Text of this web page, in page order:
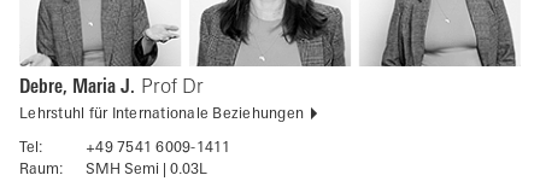
Debre, Maria J. Prof Dr
Lehrstuhl für Internationale Beziehungen
Tel:
+49 7541 6009-1411
Raum:
SMH Semi | 0.03L